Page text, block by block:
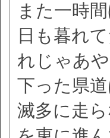
また一時
日も暮れ
れじゃあ
下った県
滅多に走